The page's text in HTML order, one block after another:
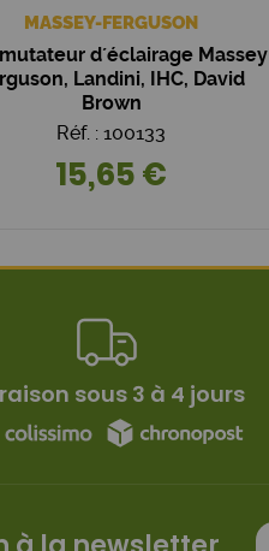
MASSEY-FERGUSON
d´éclairage Massey
Landini, IHC, David
Brown
Réf. : 100133
15,65 €
sous 3 à 4 jours